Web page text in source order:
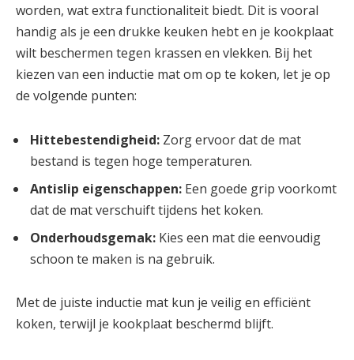
worden, wat extra functionaliteit biedt. Dit is vooral
handig als je een drukke keuken hebt en je kookplaat
wilt beschermen tegen krassen en vlekken. Bij het
kiezen van een inductie mat om op te koken, let je op
de volgende punten:
Hittebestendigheid: Zorg ervoor dat de mat
bestand is tegen hoge temperaturen.
Antislip eigenschappen: Een goede grip voorkomt
dat de mat verschuift tijdens het koken.
Onderhoudsgemak: Kies een mat die eenvoudig
schoon te maken is na gebruik.
Met de juiste inductie mat kun je veilig en efficiënt
koken, terwijl je kookplaat beschermd blijft.